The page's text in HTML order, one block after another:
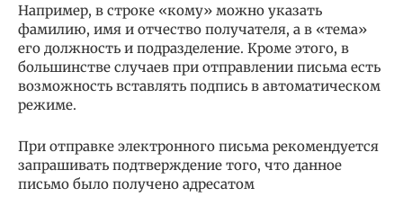
Например, в строке «кому» можно указать
фамилию, имя и отчество получателя, а в «тема»
его должность и подразделение. Кроме этого, в
большинстве случаев при отправлении письма есть
возможность вставлять подпись в автоматическом
режиме.
При отправке электронного письма рекомендуется
запрашивать подтверждение того, что данное
письмо было получено адресатом